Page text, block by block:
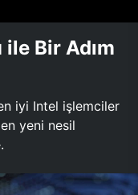
Bir Adım
iyi Intel işlemciler
yeni nesil